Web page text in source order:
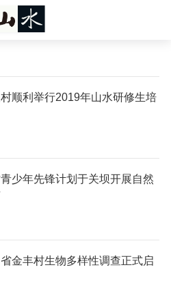
顺利举行2019年山水研修生培
少年先锋计划于关坝开展自然
金丰村生物多样性调查正式启